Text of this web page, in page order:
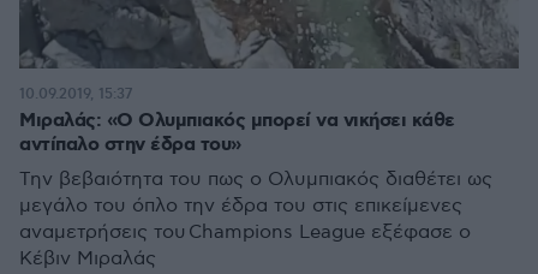
Μιραλάς: «Ο Ολυμπιακός μπορεί να νικήσει κάθε
αντίπαλο στην έδρα του»
Την βεβαιότητα του πως ο Ολυμπιακός διαθέτει ως
μεγάλο του όπλο την έδρα του στις επικείμενες
αναμετρήσεις του Champions League εξέφασε ο
Κέβιν Μιραλάς
10.09.2019, 15:37